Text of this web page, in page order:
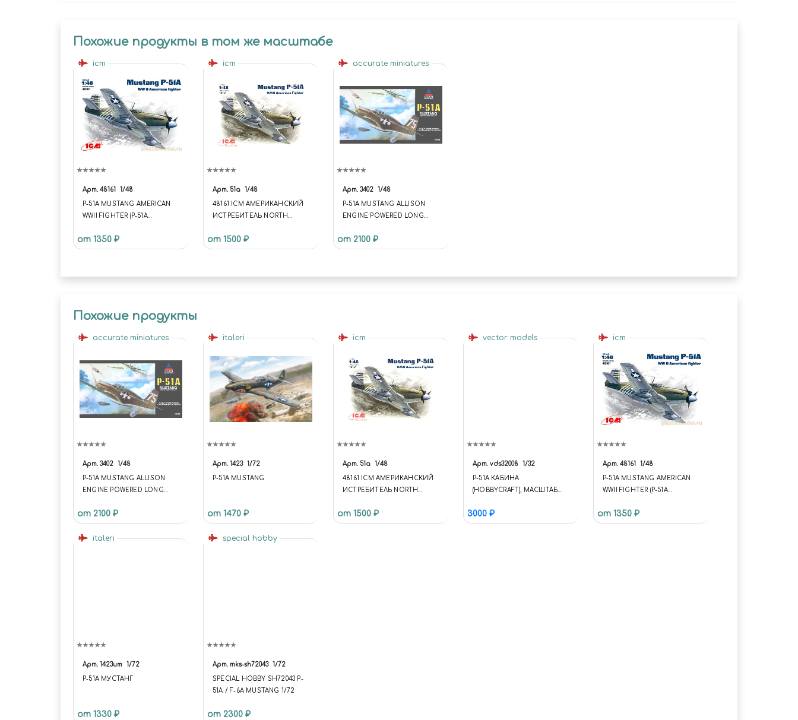
Похожие продукты в том же масштабе
icm
Арт. 48161 1/48
P-51A MUSTANG AMERICAN
WWII FIGHTER (P-51A
АМЕРИКАНСКИЙ
ИСТРЕБИТЕЛЬ)
от 1350 ₽
icm
Арт. 51a 1/48
48161 ICM АМЕРИКАНСКИЙ
ИСТРЕБИТЕЛЬ NORTH
от 1500 ₽
accurate miniatures
Арт. 3402 1/48
P-51A MUSTANG ALLISON
ENGINE POWERED LONG
от 2100 ₽
Похожие продукты
accurate miniatures
Арт. 3402 1/48
P-51A MUSTANG ALLISON
ENGINE POWERED LONG
от 2100 ₽
italeri
Арт. 1423 1/72
P-51A MUSTANG
от 1470 ₽
icm
Арт. 51a 1/48
48161 ICM АМЕРИКАНСКИЙ
ИСТРЕБИТЕЛЬ NORTH
от 1500 ₽
vector models
Арт. vds32008 1/32
P-51A КАБИНА
(HOBBYCRAFT), МАСШТАБ
(VDS32008)
КОРРЕКТИРУЮЩИЕ И
3000 ₽
icm
Арт. 48161 1/48
P-51A MUSTANG AMERICAN
WWII FIGHTER (P-51A
АМЕРИКАНСКИЙ
ИСТРЕБИТЕЛЬ)
от 1350 ₽
italeri
Арт. 1423ит 1/72
Р-51А МУСТАНГ
от 1330 ₽
special hobby
Арт. mks-sh72043 1/72
SPECIAL HOBBY SH72043 P-
51A / F-6A MUSTANG 1/72
от 2300 ₽